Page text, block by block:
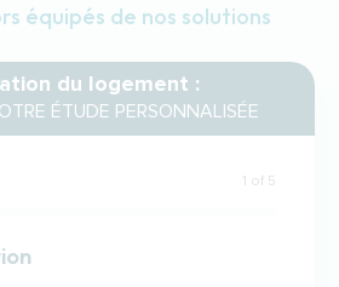
équipés de nos solutions
du logement :
ÉTUDE PERSONNALISÉE
1 of 5